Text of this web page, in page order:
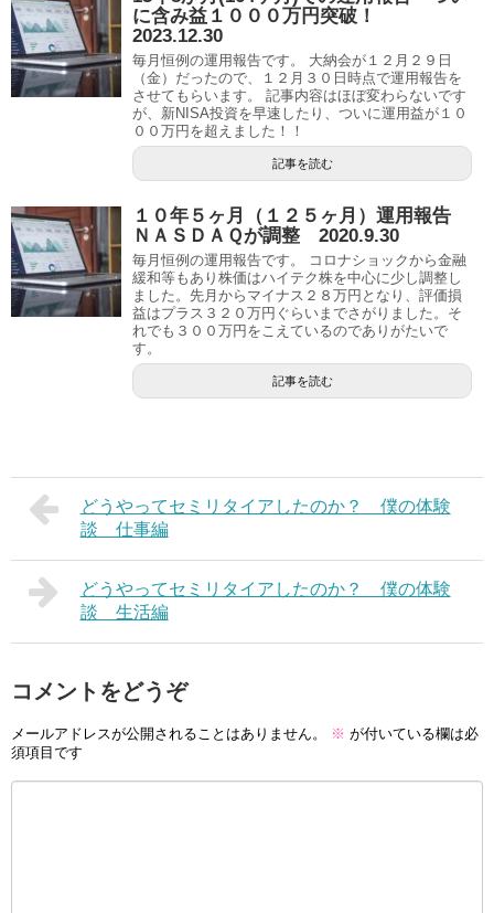
に含み益１０００万円突破！
2023.12.30
毎月恒例の運用報告です。 大納会が１２月２９日
（金）だったので、１２月３０日時点で運用報告を
させてもらいます。 記事内容はほぼ変わらないです
が、新NISA投資を早速したり、ついに運用益が１０
００万円を超えました！！
記事を読む
１０年５ヶ月（１２５ヶ月）運用報告
ＮＡＳＤＡＱが調整 2020.9.30
毎月恒例の運用報告です。 コロナショックから金融
緩和等もあり株価はハイテク株を中心に少し調整し
ました。先月からマイナス２８万円となり、評価損
益はプラス３２０万円ぐらいまでさがりました。そ
れでも３００万円をこえているのでありがたいで
す。
記事を読む
どうやってセミリタイアしたのか？ 僕の体験
談 仕事編
どうやってセミリタイアしたのか？ 僕の体験
談 生活編
コメントをどうぞ
メールアドレスが公開されることはありません。 ※ が付いている欄は必
須項目です